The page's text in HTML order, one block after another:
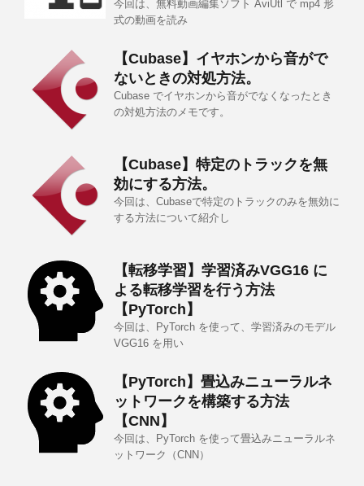
今回は、無料動画編集ソフト AviUtl で mp4 形
式の動画を読み
【Cubase】イヤホンから音がで
ないときの対処方法。
Cubase でイヤホンから音がでなくなったとき
の対処方法のメモです。
【Cubase】特定のトラックを無
効にする方法。
今回は、Cubaseで特定のトラックのみを無効に
する方法について紹介し
【転移学習】学習済みVGG16 に
よる転移学習を行う方法
【PyTorch】
今回は、PyTorch を使って、学習済みのモデル
VGG16 を用い
【PyTorch】畳込みニューラルネ
ットワークを構築する方法
【CNN】
今回は、PyTorch を使って畳込みニューラルネ
ットワーク（CNN）